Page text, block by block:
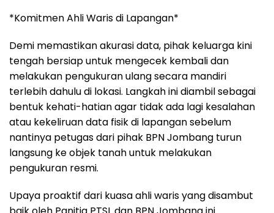
*Komitmen Ahli Waris di Lapangan*
Demi memastikan akurasi data, pihak keluarga kini
tengah bersiap untuk mengecek kembali dan
melakukan pengukuran ulang secara mandiri
terlebih dahulu di lokasi. Langkah ini diambil sebagai
bentuk kehati-hatian agar tidak ada lagi kesalahan
atau kekeliruan data fisik di lapangan sebelum
nantinya petugas dari pihak BPN Jombang turun
langsung ke objek tanah untuk melakukan
pengukuran resmi.
Upaya proaktif dari kuasa ahli waris yang disambut